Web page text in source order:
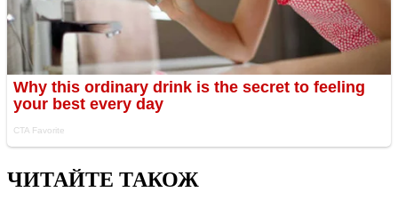
ЧИТАЙТЕ ТАКОЖ